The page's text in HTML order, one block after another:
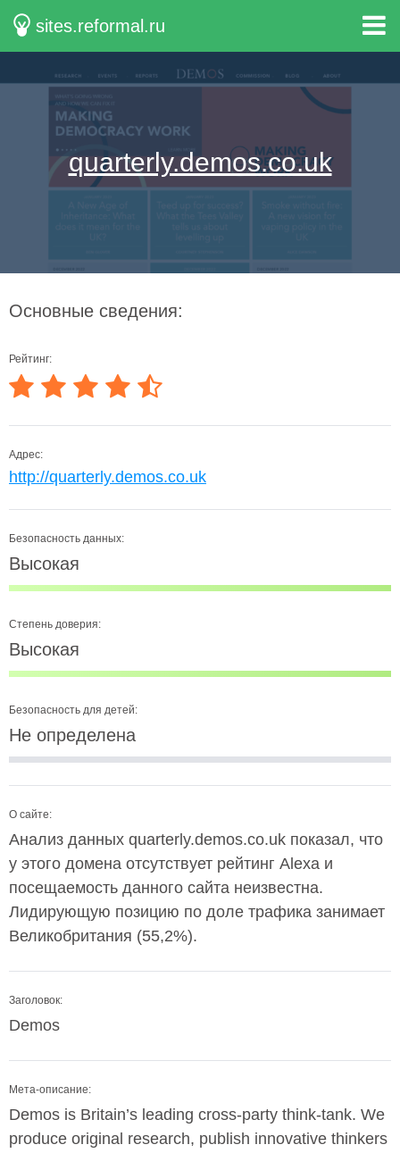
sites.reformal.ru
quarterly.demos.co.uk
Основные сведения:
Рейтинг:
Адрес:
http://quarterly.demos.co.uk
Безопасность данных:
Высокая
Степень доверия:
Высокая
Безопасность для детей:
Не определена
О сайте:
Анализ данных quarterly.demos.co.uk показал, что
у этого домена отсутствует рейтинг Alexa и
посещаемость данного сайта неизвестна.
Лидирующую позицию по доле трафика занимает
Великобритания (55,2%).
Заголовок:
Demos
Мета-описание:
Demos is Britain’s leading cross-party think-tank. We
produce original research, publish innovative thinkers